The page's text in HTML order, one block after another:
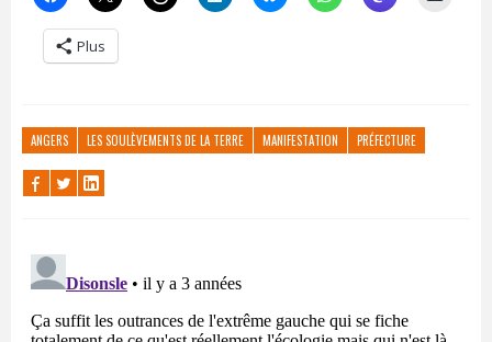
Plus
ANGERS LES SOULÈVEMENTS DE LA TERRE MANIFESTATION PRÉFECTURE